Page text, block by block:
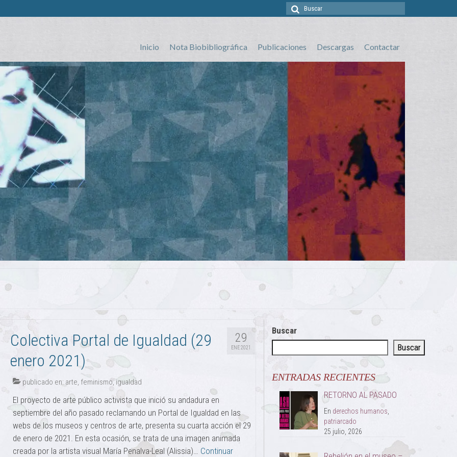
Buscar
Inicio Nota Biobibliográfica Publicaciones Descargas Contactar
29
ENE 2021
Colectiva Portal de Igualdad (29
enero 2021)
publicado en: arte, feminismo,igualdad
El proyecto de arte público activista que inició su andadura en
septiembre del año pasado reclamando un Portal de Igualdad en las
webs de los museos y centros de arte, presenta su cuarta acción el 29
de enero de 2021. En esta ocasión, se trata de una imagen animada
creada por la artista visual María Penalva-Leal (Alissia)… Continuar
Buscar
Buscar
ENTRADAS RECIENTES
RETORNO AL PASADO
En derechos humanos
patriarcado
25 julio, 2026